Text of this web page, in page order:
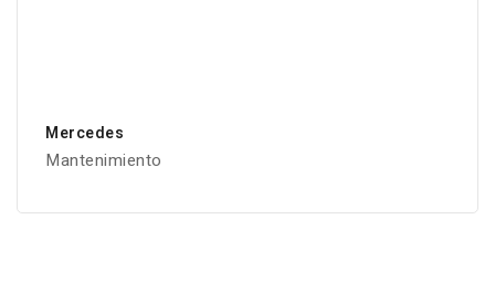
Mercedes
Mantenimiento